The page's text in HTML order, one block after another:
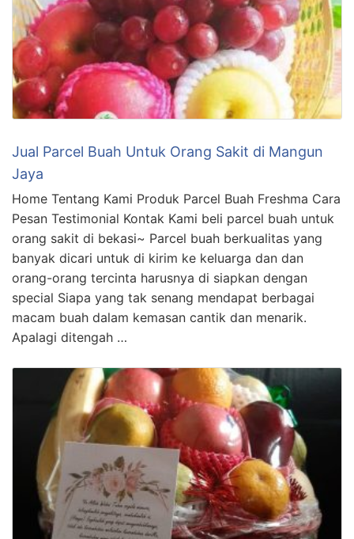
Jual Parcel Buah Untuk Orang Sakit di Mangun
Jaya
Home Tentang Kami Produk Parcel Buah Freshma Cara
Pesan Testimonial Kontak Kami beli parcel buah untuk
orang sakit di bekasi~ Parcel buah berkualitas yang
banyak dicari untuk di kirim ke keluarga dan dan
orang-orang tercinta harusnya di siapkan dengan
special Siapa yang tak senang mendapat berbagai
macam buah dalam kemasan cantik dan menarik.
Apalagi ditengah …